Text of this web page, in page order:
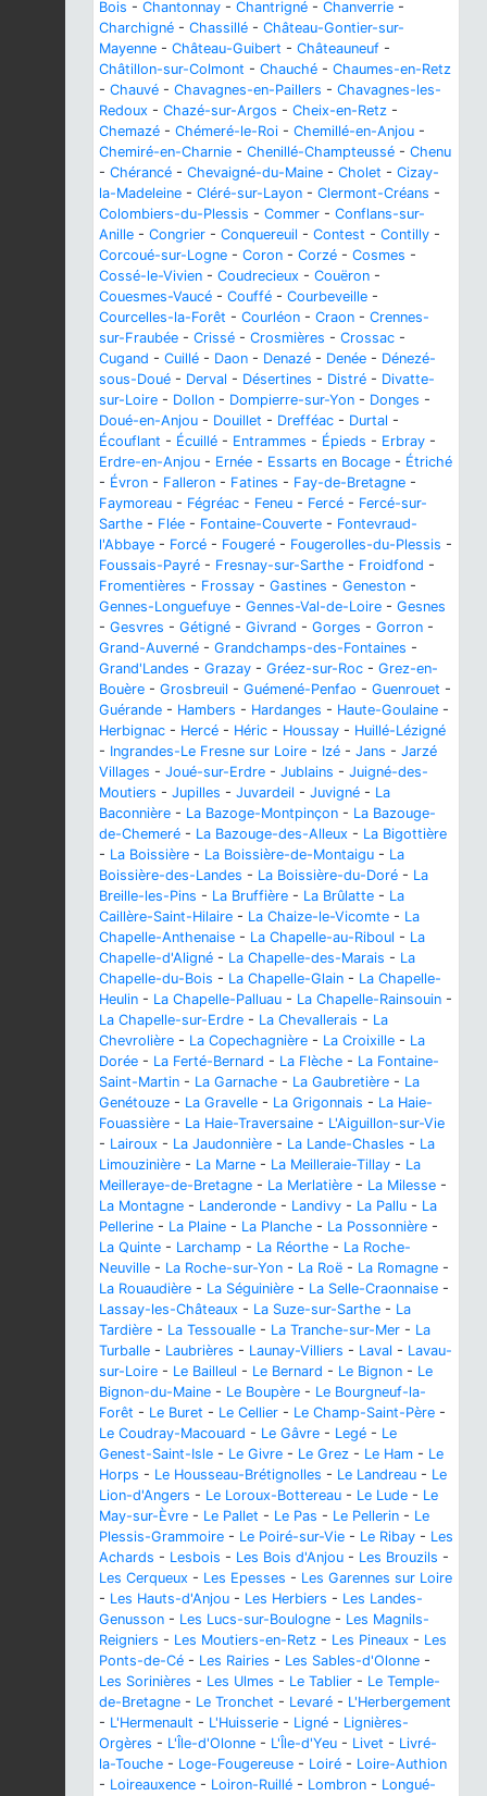
Bois - Chantonnay - Chantrigné - Chanverrie -
Charchigné - Chassillé - Château-Gontier-sur-
Mayenne - Château-Guibert - Châteauneuf -
Châtillon-sur-Colmont - Chauché - Chaumes-en-Retz
- Chauvé - Chavagnes-en-Paillers - Chavagnes-les-
Redoux - Chazé-sur-Argos - Cheix-en-Retz -
Chemazé - Chémeré-le-Roi - Chemillé-en-Anjou -
Chemiré-en-Charnie - Chenillé-Champteussé - Chenu
- Chérancé - Chevaigné-du-Maine - Cholet - Cizay-
la-Madeleine - Cléré-sur-Layon - Clermont-Créans -
Colombiers-du-Plessis - Commer - Conflans-sur-
Anille - Congrier - Conquereuil - Contest - Contilly -
Corcoué-sur-Logne - Coron - Corzé - Cosmes -
Cossé-le-Vivien - Coudrecieux - Couëron -
Couesmes-Vaucé - Couffé - Courbeveille -
Courcelles-la-Forêt - Courléon - Craon - Crennes-
sur-Fraubée - Crissé - Crosmières - Crossac -
Cugand - Cuillé - Daon - Denazé - Denée - Dénezé-
sous-Doué - Derval - Désertines - Distré - Divatte-
sur-Loire - Dollon - Dompierre-sur-Yon - Donges -
Doué-en-Anjou - Douillet - Drefféac - Durtal -
Écouflant - Écuillé - Entrammes - Épieds - Erbray -
Erdre-en-Anjou - Ernée - Essarts en Bocage - Étriché
- Évron - Falleron - Fatines - Fay-de-Bretagne -
Faymoreau - Fégréac - Feneu - Fercé - Fercé-sur-
Sarthe - Flée - Fontaine-Couverte - Fontevraud-
l'Abbaye - Forcé - Fougeré - Fougerolles-du-Plessis -
Foussais-Payré - Fresnay-sur-Sarthe - Froidfond -
Fromentières - Frossay - Gastines - Geneston -
Gennes-Longuefuye - Gennes-Val-de-Loire - Gesnes
- Gesvres - Gétigné - Givrand - Gorges - Gorron -
Grand-Auverné - Grandchamps-des-Fontaines -
Grand'Landes - Grazay - Gréez-sur-Roc - Grez-en-
Bouère - Grosbreuil - Guémené-Penfao - Guenrouet -
Guérande - Hambers - Hardanges - Haute-Goulaine -
Herbignac - Hercé - Héric - Houssay - Huillé-Lézigné
- Ingrandes-Le Fresne sur Loire - Izé - Jans - Jarzé
Villages - Joué-sur-Erdre - Jublains - Juigné-des-
Moutiers - Jupilles - Juvardeil - Juvigné - La
Baconnière - La Bazoge-Montpinçon - La Bazouge-
de-Chemeré - La Bazouge-des-Alleux - La Bigottière
- La Boissière - La Boissière-de-Montaigu - La
Boissière-des-Landes - La Boissière-du-Doré - La
Breille-les-Pins - La Bruffière - La Brûlatte - La
Caillère-Saint-Hilaire - La Chaize-le-Vicomte - La
Chapelle-Anthenaise - La Chapelle-au-Riboul - La
Chapelle-d'Aligné - La Chapelle-des-Marais - La
Chapelle-du-Bois - La Chapelle-Glain - La Chapelle-
Heulin - La Chapelle-Palluau - La Chapelle-Rainsouin -
La Chapelle-sur-Erdre - La Chevallerais - La
Chevrolière - La Copechagnière - La Croixille - La
Dorée - La Ferté-Bernard - La Flèche - La Fontaine-
Saint-Martin - La Garnache - La Gaubretière - La
Genétouze - La Gravelle - La Grigonnais - La Haie-
Fouassière - La Haie-Traversaine - L'Aiguillon-sur-Vie
- Lairoux - La Jaudonnière - La Lande-Chasles - La
Limouzinière - La Marne - La Meilleraie-Tillay - La
Meilleraye-de-Bretagne - La Merlatière - La Milesse -
La Montagne - Landeronde - Landivy - La Pallu - La
Pellerine - La Plaine - La Planche - La Possonnière -
La Quinte - Larchamp - La Réorthe - La Roche-
Neuville - La Roche-sur-Yon - La Roë - La Romagne -
La Rouaudière - La Séguinière - La Selle-Craonnaise -
Lassay-les-Châteaux - La Suze-sur-Sarthe - La
Tardière - La Tessoualle - La Tranche-sur-Mer - La
Turballe - Laubrières - Launay-Villiers - Laval - Lavau-
sur-Loire - Le Bailleul - Le Bernard - Le Bignon - Le
Bignon-du-Maine - Le Boupère - Le Bourgneuf-la-
Forêt - Le Buret - Le Cellier - Le Champ-Saint-Père -
Le Coudray-Macouard - Le Gâvre - Legé - Le
Genest-Saint-Isle - Le Givre - Le Grez - Le Ham - Le
Horps - Le Housseau-Brétignolles - Le Landreau - Le
Lion-d'Angers - Le Loroux-Bottereau - Le Lude - Le
May-sur-Èvre - Le Pallet - Le Pas - Le Pellerin - Le
Plessis-Grammoire - Le Poiré-sur-Vie - Le Ribay - Les
Achards - Lesbois - Les Bois d'Anjou - Les Brouzils -
Les Cerqueux - Les Epesses - Les Garennes sur Loire
- Les Hauts-d'Anjou - Les Herbiers - Les Landes-
Genusson - Les Lucs-sur-Boulogne - Les Magnils-
Reigniers - Les Moutiers-en-Retz - Les Pineaux - Les
Ponts-de-Cé - Les Rairies - Les Sables-d'Olonne -
Les Sorinières - Les Ulmes - Le Tablier - Le Temple-
de-Bretagne - Le Tronchet - Levaré - L'Herbergement
- L'Hermenault - L'Huisserie - Ligné - Lignières-
Orgères - L'Île-d'Olonne - L'Île-d'Yeu - Livet - Livré-
la-Touche - Loge-Fougereuse - Loiré - Loire-Authion
- Loireauxence - Loiron-Ruillé - Lombron - Longué-